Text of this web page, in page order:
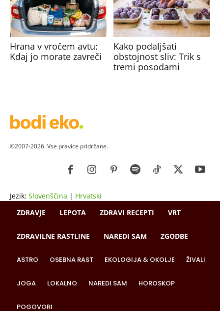
Hrana v vročem avtu:
Kdaj jo morate zavreči
Kako podaljšati
obstojnost sliv: Trik s
tremi posodami
©2007-2026. Vse pravice pridržane.
Jezik: Slovenščina | Hrvatski
ZDRAVJE
LEPOTA ZDRAVI RECEPTI VRT
ZDRAVILNE RASTLINE NAREDI SAM ZGODBE
ASTRO OSEBNA RAST EKOLOGIJA & OKOLJE ŽIVALI
JOGA LOKALNO NAREDI SAM HOROSKOP
POGOVORI